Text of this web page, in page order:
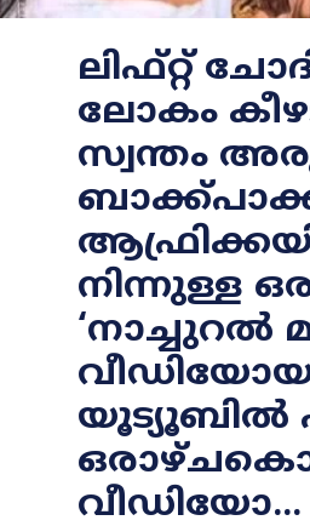
ലിഫ്റ്റ്
ലോകം
സ്വന്തം
നിന്നുള്ള
‘നാച്ചുറൽ
യൂട്യൂബിൽ
വീഡിയോ...